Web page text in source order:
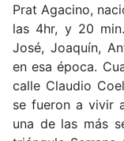
Prat Agacino,
las 4hr, y 20
José, Joaquín,
en esa época.
calle Claudio
se fueron a vivir
una de las más